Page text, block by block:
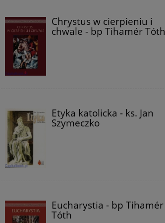
Transformacja - Sławomir
Cenckiewicz
do koszyka
Chrystus w cierpieniu i
chwale - bp Tihamér Tóth
Etyka katolicka - ks. Jan
Szymeczko
Eucharystia - bp Tihamér
Tóth